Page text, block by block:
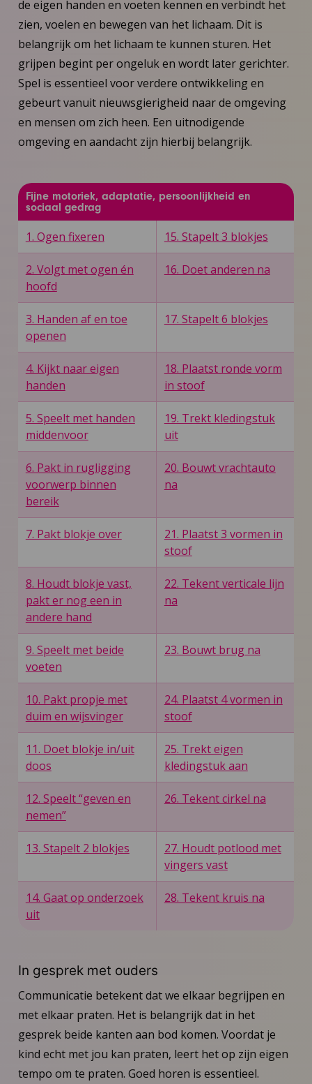
de eigen handen en voeten kennen en verbindt het
zien, voelen en bewegen van het lichaam. Dit is
belangrijk om het lichaam te kunnen sturen. Het
grijpen begint per ongeluk en wordt later gerichter.
Spel is essentieel voor verdere ontwikkeling en
gebeurt vanuit nieuwsgierigheid naar de omgeving
en mensen om zich heen. Een uitnodigende
omgeving en aandacht zijn hierbij belangrijk.
Fijne motoriek, adaptatie, persoonlijkheid en
sociaal gedrag
1. Ogen fixeren 15. Stapelt 3 blokjes
2. Volgt met ogen én
hoofd
16. Doet anderen na
3. Handen af en toe
openen
17. Stapelt 6 blokjes
4. Kijkt naar eigen
handen
18. Plaatst ronde vorm
in stoof
5. Speelt met handen
middenvoor
19. Trekt kledingstuk
uit
6. Pakt in rugligging
voorwerp binnen
bereik
20. Bouwt vrachtauto
na
7. Pakt blokje over
21. Plaatst 3 vormen in
stoof
8. Houdt blokje vast,
pakt er nog een in
andere hand
22. Tekent verticale lijn
na
9. Speelt met beide
voeten
23. Bouwt brug na
10. Pakt propje met
duim en wijsvinger
24. Plaatst 4 vormen in
stoof
11. Doet blokje in/uit
doos
25. Trekt eigen
kledingstuk aan
12. Speelt “geven en
nemen”
26. Tekent cirkel na
13. Stapelt 2 blokjes
27. Houdt potlood met
vingers vast
14. Gaat op onderzoek
uit
28. Tekent kruis na
In gesprek met ouders
Communicatie betekent dat we elkaar begrijpen en
met elkaar praten. Het is belangrijk dat in het
gesprek beide kanten aan bod komen. Voordat je
kind echt met jou kan praten, leert het op zijn eigen
tempo om te praten. Goed horen is essentieel.